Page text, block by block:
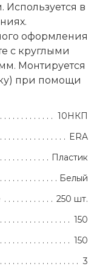
в
оформления
с круглыми
Монтируется
при помощи
10НКП
ERA
Пластик
Белый
250 шт.
150
150
3